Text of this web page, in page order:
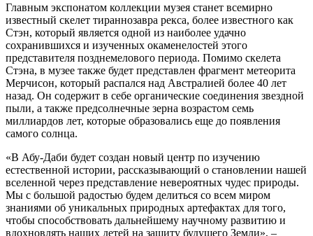
Главным экспонатом коллекции музея станет всемирно
известный скелет тираннозавра рекса, более известного как
Стэн, который является одной из наиболее удачно
сохранившихся и изученных окаменелостей этого
представителя позднемелового периода. Помимо скелета
Стэна, в музее также будет представлен фрагмент метеорита
Мерчисон, который распался над Австралией более 40 лет
назад. Он содержит в себе органические соединения звездной
пыли, а также предсолнечные зерна возрастом семь
миллиардов лет, которые образовались еще до появления
самого солнца.
«В Абу-Даби будет создан новый центр по изучению
естественной истории, рассказывающий о становлении нашей
вселенной через представление невероятных чудес природы.
Мы с большой радостью будем делиться со всем миром
знаниями об уникальных природных артефактах для того,
чтобы способствовать дальнейшему научному развитию и
вдохновлять наших детей на защиту будущего Земли», –